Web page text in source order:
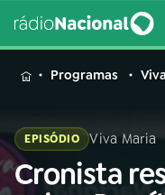
MENU
Buscar
na
Programas
EPISÓDIO Viva Maria
Cronista